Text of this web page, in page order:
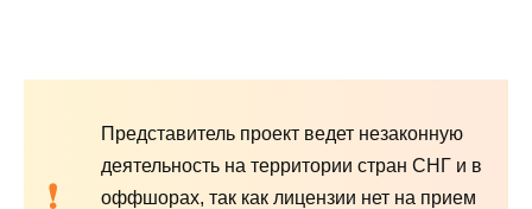
Представитель проект ведет незаконную
деятельность на территории стран СНГ и в
оффшорах, так как лицензии нет на прием